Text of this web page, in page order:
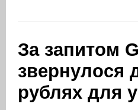
За запитом
звернулося
рублях для